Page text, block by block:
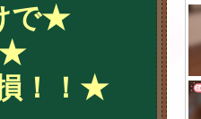
で★
★
！！★